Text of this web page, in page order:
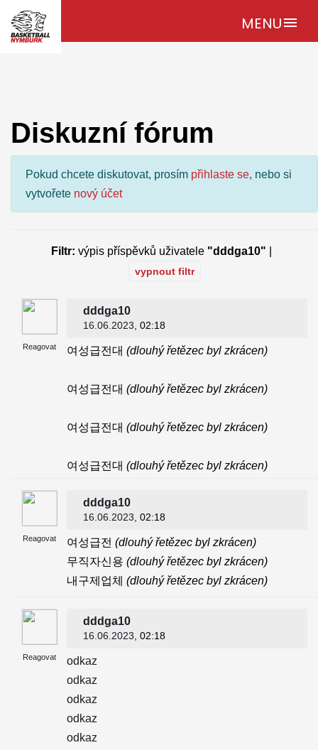
MENUmenu
Diskuzní fórum
Pokud chcete diskutovat, prosím přihlaste se, nebo si
vytvořete nový účet
Filtr: výpis příspěvků uživatele "dddga10"
vypnout filtr
Reagovat
dddga10
16.06.2023 , 02:18
여성급전대 (dlouhý řetězec byl zkrácen)
여성급전대 (dlouhý řetězec byl zkrácen)
여성급전대 (dlouhý řetězec byl zkrácen)
여성급전대 (dlouhý řetězec byl zkrácen)
Reagovat
dddga10
16.06.2023 , 02:18
여성급전 (dlouhý řetězec byl zkrácen)
무직자신용 (dlouhý řetězec byl zkrácen)
내구제업체 (dlouhý řetězec byl zkrácen)
Reagovat
dddga10
16.06.2023 , 02:18
odkaz
odkaz
odkaz
odkaz
odkaz